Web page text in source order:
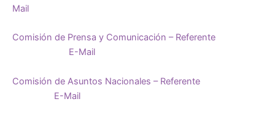
Mail
Comisión de Prensa y Comunicación – Referente
E-Mail
Comisión de Asuntos Nacionales – Referente
E-Mail